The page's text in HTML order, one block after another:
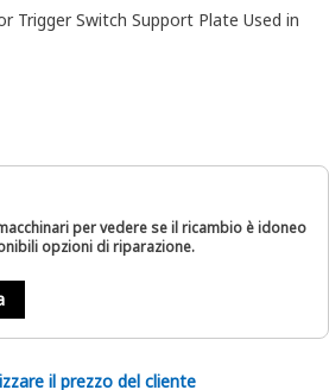
Trigger Switch Support Plate Used in
per vedere se il ricambio è idoneo
opzioni di riparazione.
il prezzo del cliente